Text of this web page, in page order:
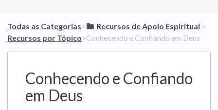
Todas as Categorias​>​ ​Recursos de Apoio Espiritual ​ > ​
Recursos por Tópico​>​ Conhecendo e Confiando em Deus
Conhecendo e Confiando
em Deus